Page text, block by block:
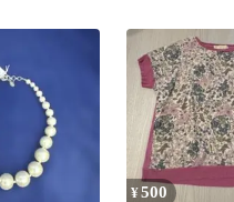
■◆ レディース
¥500